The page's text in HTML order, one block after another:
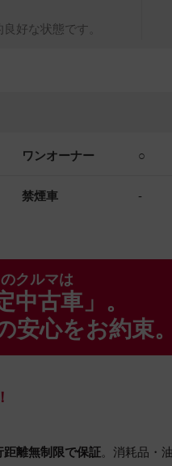
好な状態です。
ワンオーナー ○
禁煙車 -
クルマは
中古車」。
安心をお約束
距離無制限で保証。消耗品・